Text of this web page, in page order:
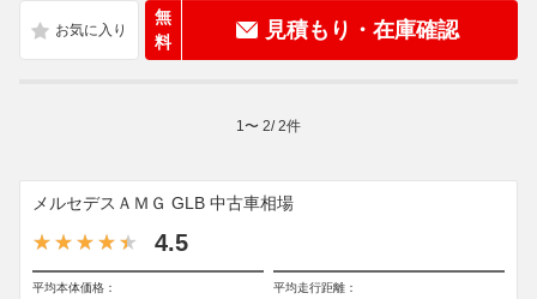
無
料
見積もり・在庫確認
1 〜 2/2件
メルセデスＡＭＧ GLB 中古車相場
4.5
平均本体価格： 平均走行距離：